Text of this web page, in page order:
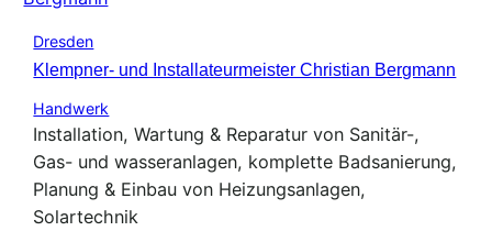
Dresden
Klempner- und Installateurmeister Christian Bergmann
Handwerk
Installation, Wartung & Reparatur von Sanitär-,
Gas- und wasseranlagen, komplette Badsanierung,
Planung & Einbau von Heizungsanlagen,
Solartechnik